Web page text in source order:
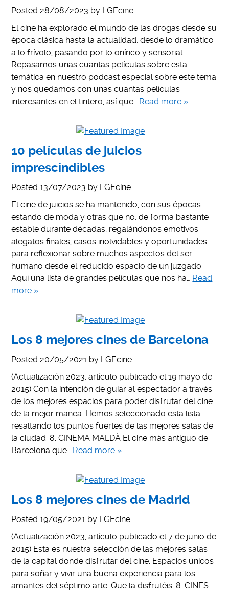
Posted 28/08/2023 by LGEcine
El cine ha explorado el mundo de las drogas desde su
época clásica hasta la actualidad, desde lo dramático
a lo frívolo, pasando por lo onírico y sensorial.
Repasamos unas cuantas películas sobre esta
temática en nuestro podcast especial sobre este tema
y nos quedamos con unas cuantas películas
interesantes en el tintero, así que… Read more »
10 películas de juicios
imprescindibles
Posted13/07/2023 by LGEcine
El cine de juicios se ha mantenido, con sus épocas
estando de moda y otras que no, de forma bastante
estable durante décadas, regalándonos emotivos
alegatos finales, casos inolvidables y oportunidades
para reflexionar sobre muchos aspectos del ser
humano desde el reducido espacio de un juzgado.
Aquí una lista de grandes películas que nos ha… Read
more »
Los 8 mejores cines de Barcelona
Posted 20/05/2021 by LGEcine
(Actualización 2023, artículo publicado el 19 mayo de
2015) Con la intención de guiar al espectador a través
de los mejores espacios para poder disfrutar del cine
de la mejor manea. Hemos seleccionado esta lista
resaltando los puntos fuertes de las mejores salas de
la ciudad. 8. CINEMA MALDÀ El cine más antiguo de
Barcelona que… Read more »
Los 8 mejores cines de Madrid
Posted19/05/2021 by LGEcine
(Actualización 2023, artículo publicado el 7 de junio de
2015) Esta es nuestra selección de las mejores salas
de la capital donde disfrutar del cine. Espacios únicos
para soñar y vivir una buena experiencia para los
amantes del séptimo arte. Que la disfrutéis. 8. CINES